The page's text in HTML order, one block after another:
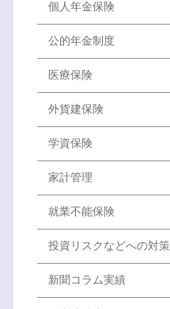
個人年金保険
公的年金制度
医療保険
外貨建保険
学資保険
家計管理
就業不能保険
投資リスクなどへの対策
新聞コラム実績